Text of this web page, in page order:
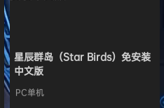
星辰群岛（Star Birds）免安装
中文版
PC单机